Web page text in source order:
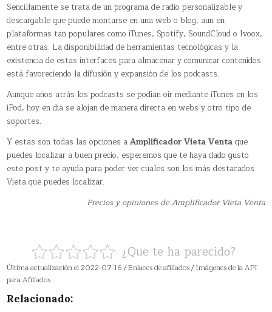
Sencillamente se trata de un programa de radio personalizable y
descargable que puede montarse en una web o blog, aun en
plataformas tan populares como iTunes, Spotify, SoundCloud o Ivoox,
entre otras. La disponibilidad de herramientas tecnológicas y la
existencia de estas interfaces para almacenar y comunicar contenidos
está favoreciendo la difusión y expansión de los podcasts.
Aunque años atrás los podcasts se podían oír mediante iTunes en los
iPod, hoy en dia se alojan de manera directa en webs y otro tipo de
soportes.
Y estas son todas las opciones aAmplificador Vieta Ventaque
puedes localizar a buen precio, esperemos que te haya dado gusto
este post y te ayuda para poder ver cuales son los más destacados
Vieta que puedes localizar.
Precios y opiniones de Amplificador Vieta Venta
¿Que te ha parecido?
Última actualización el 2022-07-16 / Enlaces de afiliados / Imágenes de la API
para Afiliados
Relacionado: